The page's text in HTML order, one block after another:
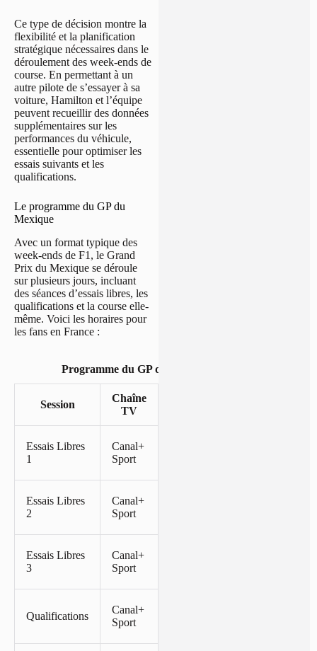
Ce type de décision montre la
flexibilité et la planification
stratégique nécessaires dans le
déroulement des week-ends de
course. En permettant à un
autre pilote de s’essayer à sa
voiture, Hamilton et l’équipe
peuvent recueillir des données
supplémentaires sur les
performances du véhicule,
essentielle pour optimiser les
essais suivants et les
qualifications.
Le programme du GP du
Mexique
Avec un format typique des
week-ends de F1, le Grand
Prix du Mexique se déroule
sur plusieurs jours, incluant
des séances d’essais libres, les
qualifications et la course elle-
même. Voici les horaires pour
les fans en France :
Programme du GP du Mexique de F1
Session
Chaîne
TV
Essais Libres
1
Canal+
Sport
Essais Libres
2
Canal+
Sport
Essais Libres
3
Canal+
Sport
Qualifications
Canal+
Sport